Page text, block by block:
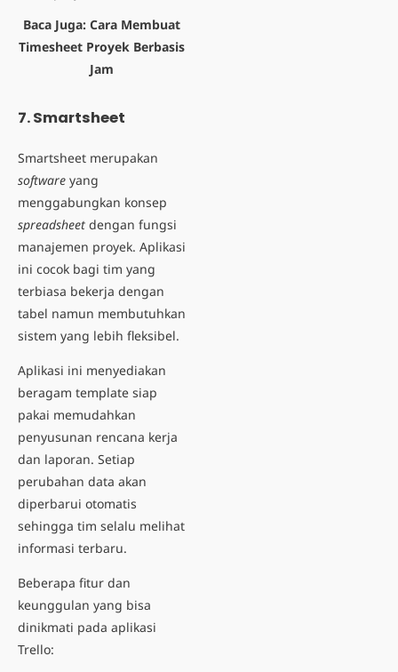
Baca Juga: Cara Membuat
Timesheet Proyek Berbasis
Jam
7. Smartsheet
Smartsheet merupakan
software yang
menggabungkan konsep
spreadsheet dengan fungsi
manajemen proyek. Aplikasi
ini cocok bagi tim yang
terbiasa bekerja dengan
tabel namun membutuhkan
sistem yang lebih fleksibel.
Aplikasi ini menyediakan
beragam template siap
pakai memudahkan
penyusunan rencana kerja
dan laporan. Setiap
perubahan data akan
diperbarui otomatis
sehingga tim selalu melihat
informasi terbaru.
Beberapa fitur dan
keunggulan yang bisa
dinikmati pada aplikasi
Trello: